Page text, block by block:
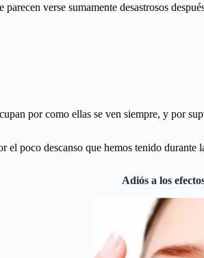
verse sumamente desastrosos
por como ellas se ven siempre, y por
el poco descanso que hemos tenido
Adiós a los